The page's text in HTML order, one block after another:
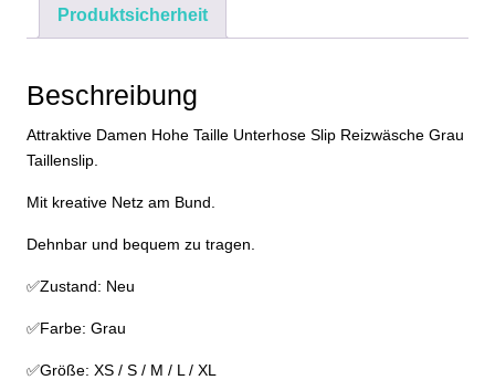
Taillenslip
XS
M
XL
Menge
Produktsicherheit
Beschreibung
Attraktive Damen Hohe Taille Unterhose Slip Reizwäsche Grau
Taillenslip.
Mit kreative Netz am Bund.
Dehnbar und bequem zu tragen.
✅Zustand: Neu
✅Farbe: Grau
✅Größe: XS / S / M / L / XL